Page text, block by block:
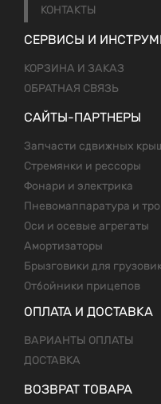
КОНТАКТЫ
СЕРВИСЫ И
КОРЗИНА И ЗАКАЗ
ОБРАТНАЯ СВЯЗЬ
САЙТЫ-ПАРТНЕРЫ
Запчасти сдвижных
Стремянки и рессоры
Фонари и электрика
Пневомаппаратура и
Оси и осевые агрегаты
Амортизаторы
Брызговики для
Отбойники прицепов
ОПЛАТА И ДОСТАВКА
ВАРИАНТЫ ОПЛАТЫ
ДОСТАВКА
ВОЗВРАТ ТОВАРА